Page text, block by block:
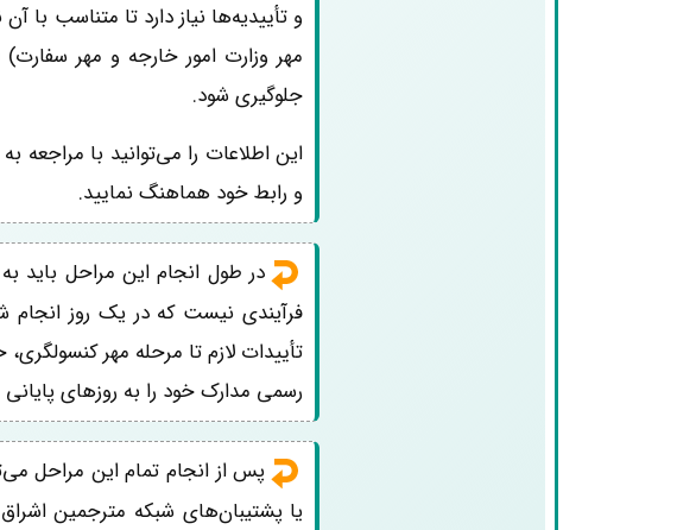
و تأییدیه‌ها نیاز دارد تا متناسب
مهر وزارت امور خارجه و مهر
جلوگیری شود.
این اطلاعات را می‌توانید با
و رابط خود هماهنگ نمایید.
در طول انجام این مراحل باید
فرآیندی نیست که در یک روز انجام
رسمی مدارک خود را به روزهای
پس از انجام تمام این مراحل
یا پشتیبان‌های شبکه مترجمین